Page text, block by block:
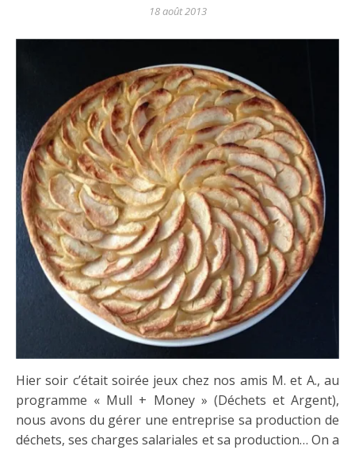
18 août 2013
Hier soir c’était soirée jeux chez nos amis M. et A., au
programme « Mull + Money » (Déchets et Argent),
nous avons du gérer une entreprise sa production de
déchets, ses charges salariales et sa production… On a